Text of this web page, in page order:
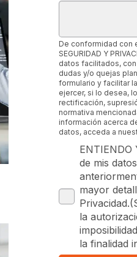
De conformidad con
SEGURIDAD Y
datos facilitados,
dudas y/o quejas
formulario y facilitar
ejercer, si lo desea,
rectificación,
normativa
información acerca
datos, acceda a
ENTIENDO
de mis
mayor
la
la finalidad